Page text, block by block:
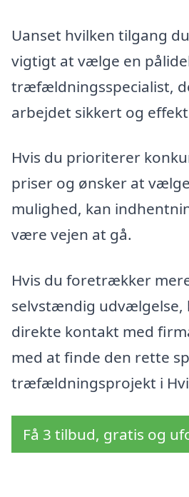
Uanset hvilken tilgang
vigtigt at vælge en
træfældningsspecialist,
arbejdet sikkert og
Hvis du prioriterer
priser og ønsker at
mulighed, kan
være vejen at gå.
Hvis du foretrækker
selvstændig udvælgelse,
direkte kontakt med
med at finde den rette
træfældningsprojekt i
Få 3 tilbud, gratis og